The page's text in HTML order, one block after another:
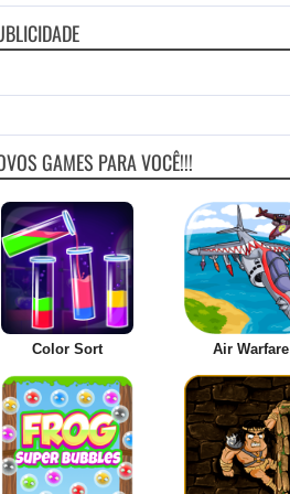
GAMES PARA VOCÊ!!!
Color Sort Air Warfare